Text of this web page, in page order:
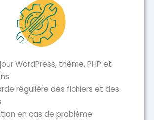
WordPress, thème, PHP et
régulière des fichiers et des
en cas de problème